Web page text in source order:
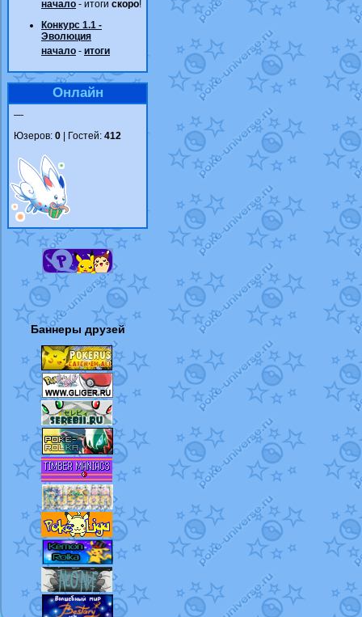
начало - итоги скоро!
Конкурс 1.1 -
Эволюция
начало - итоги
Онлайн
—
Юзеров: 0 | Гостей: 412
Баннеры друзей